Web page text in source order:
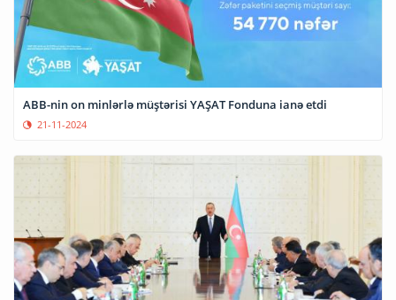
ABB-nin on minlərlə müştərisi YAŞAT Fonduna ianə etdi
21-11-2024